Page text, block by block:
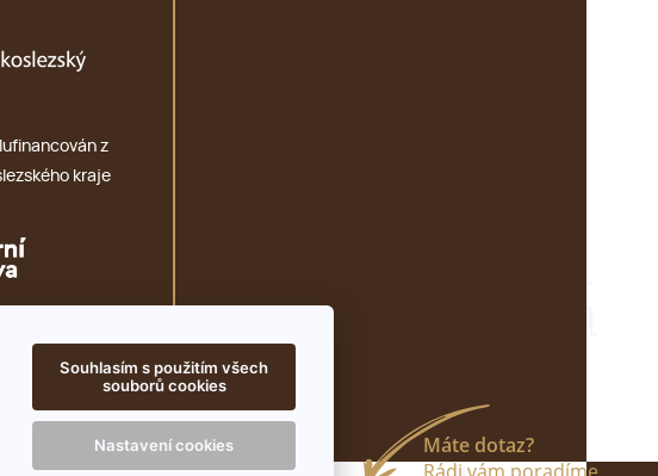
z
kraje
– GDPR
Souhlasím s použitím všech
souborů cookies
Nastavení cookies